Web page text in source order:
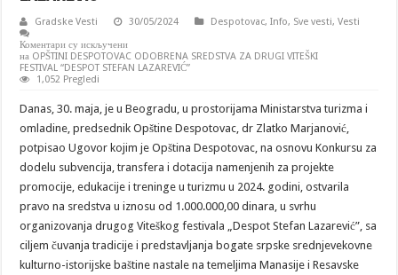
Gradske Vesti 30/05/2024 Despotovac,Info, Sve vesti,Vesti
Коментари су искључени
на OPŠTINI DESPOTOVAC ODOBRENA SREDSTVA ZA DRUGI VITEŠKI
FESTIVAL “DESPOT STEFAN LAZAREVIĆ”
1,052 Pregledi
Danas, 30. maja, je u Beogradu, u prostorijama Ministarstva turizma i
omladine, predsednik Opštine Despotovac, dr Zlatko Marjanović,
potpisao Ugovor kojim je Opština Despotovac, na osnovu Konkursu za
dodelu subvencija, transfera i dotacija namenjenih za projekte
promocije, edukacije i treninge u turizmu u 2024. godini, ostvarila
pravo na sredstva u iznosu od 1.000.000,00 dinara, u svrhu
organizovanja drugog Viteškog festivala „Despot Stefan Lazarević”, sa
ciljem čuvanja tradicije i predstavljanja bogate srpske srednjevekovne
kulturno-istorijske baštine nastale na temeljima Manasije i Resavske